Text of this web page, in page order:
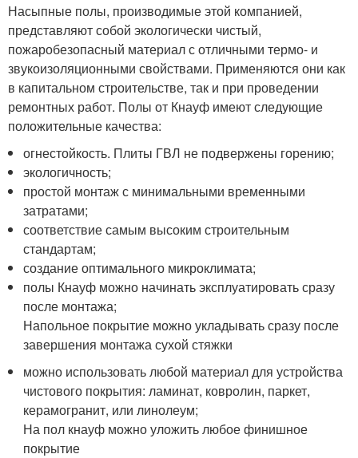
Насыпные полы, производимые этой компанией,
представляют собой экологически чистый,
пожаробезопасный материал с отличными термо- и
звукоизоляционными свойствами. Применяются они как
в капитальном строительстве, так и при проведении
ремонтных работ. Полы от Кнауф имеют следующие
положительные качества:
огнестойкость. Плиты ГВЛ не подвержены горению;
экологичность;
простой монтаж с минимальными временными
затратами;
соответствие самым высоким строительным
стандартам;
создание оптимального микроклимата;
полы Кнауф можно начинать эксплуатировать сразу
после монтажа;
Напольное покрытие можно укладывать сразу после
завершения монтажа сухой стяжки
можно использовать любой материал для устройства
чистового покрытия: ламинат, ковролин, паркет,
керамогранит, или линолеум;
На пол кнауф можно уложить любое финишное
покрытие